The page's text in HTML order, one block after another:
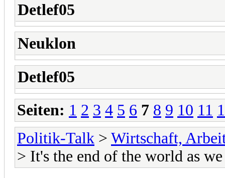
Detlef05
Neuklon
Detlef05
Seiten: 1 2 3 4 5 6 7 8 9 10 11
Politik-Talk > Wirtschaft,
> It's the end of the world as